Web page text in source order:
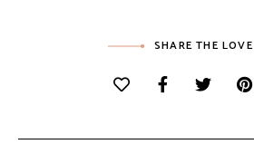
SHARE THE LOVE